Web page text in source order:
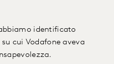
identificato
cui Vodafone aveva